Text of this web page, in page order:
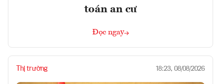
toán an cư
Đọc ngay
Thị trường 18:23, 08/08/2026